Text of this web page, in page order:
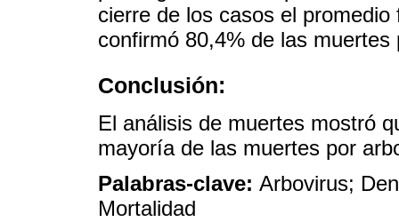
cierre de los casos el
confirmó 80,4% de las
Conclusión:
El análisis de muertes mostró
mayoría de las muertes por
Palabras-clave: Arbovirus;
Mortalidad